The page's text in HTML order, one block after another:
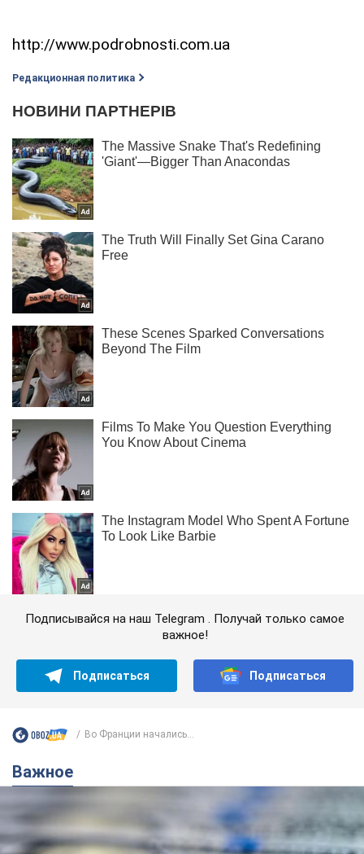
http://www.podrobnosti.com.ua
Редакционная политика
Подписывайся на наш Telegram . Получай только самое
важное!
Подписаться Подписаться
Во Франции начались...
Важное